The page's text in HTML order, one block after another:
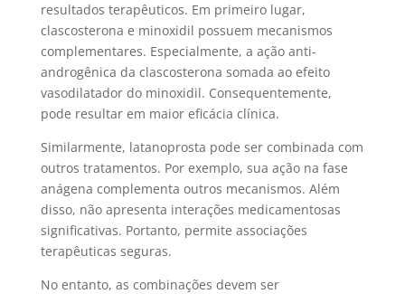
resultados terapêuticos. Em primeiro lugar,
clascosterona e minoxidil possuem mecanismos
complementares. Especialmente, a ação anti-
androgênica da clascosterona somada ao efeito
vasodilatador do minoxidil. Consequentemente,
pode resultar em maior eficácia clínica.
Similarmente, latanoprosta pode ser combinada com
outros tratamentos. Por exemplo, sua ação na fase
anágena complementa outros mecanismos. Além
disso, não apresenta interações medicamentosas
significativas. Portanto, permite associações
terapêuticas seguras.
No entanto, as combinações devem ser